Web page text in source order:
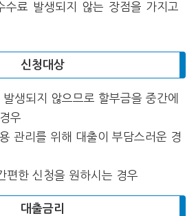
수료 발생되지 않는 장점을 가지고
신청대상
생되지 않으므로 할부금을 중간에
우
관리를 위해 대출이 부담스러운 경
편한 신청을 원하시는 경우
대출금리